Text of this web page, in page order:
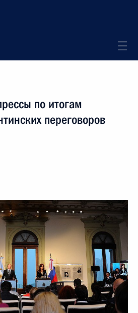
по итогам
переговоров